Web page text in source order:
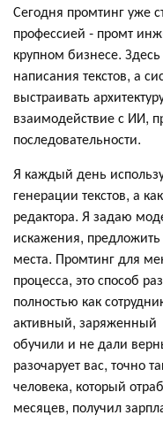
Сегодня промтинг уже
профессией - промт
крупном бизнесе.
написания текстов, а
выстраивать
взаимодействие с ИИ,
последовательности.
Я каждый день
генерации текстов, а
редактора. Я задаю
искажения,
места. Промтинг для
процесса, это способ
полностью как
активный, заряженный
обучили и не дали
разочарует вас, точно
человека, который
месяцев, получил